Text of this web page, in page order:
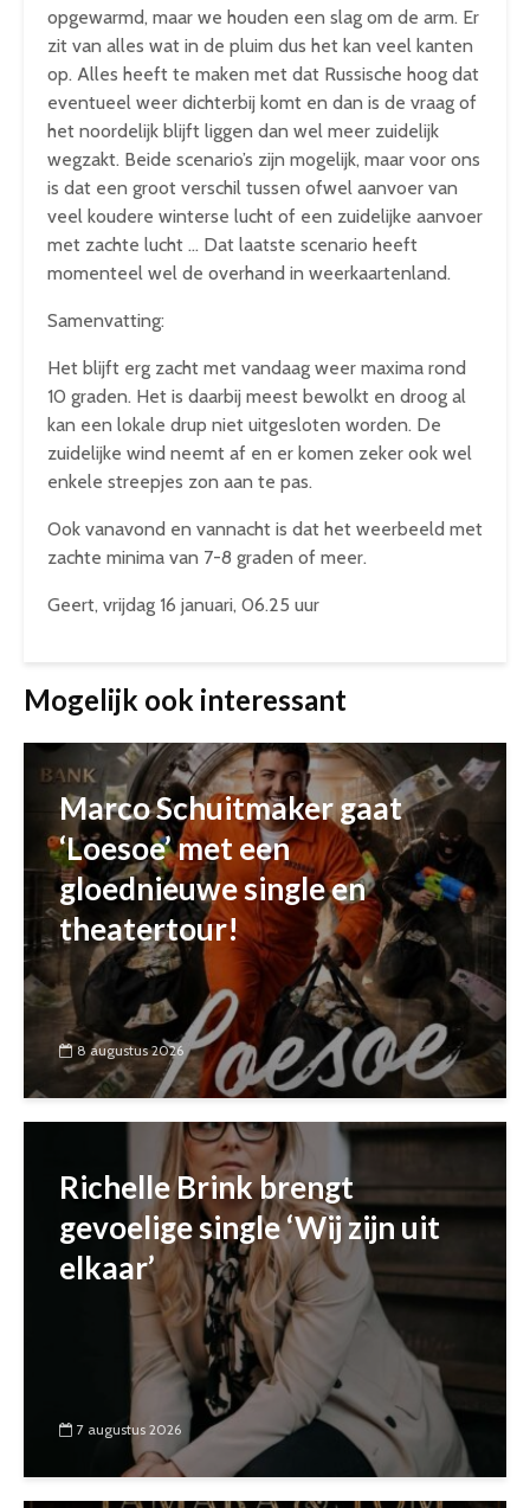
opgewarmd, maar we houden een slag om de arm. Er
zit van alles wat in de pluim dus het kan veel kanten
op. Alles heeft te maken met dat Russische hoog dat
eventueel weer dichterbij komt en dan is de vraag of
het noordelijk blijft liggen dan wel meer zuidelijk
wegzakt. Beide scenario’s zijn mogelijk, maar voor ons
is dat een groot verschil tussen ofwel aanvoer van
veel koudere winterse lucht of een zuidelijke aanvoer
met zachte lucht … Dat laatste scenario heeft
momenteel wel de overhand in weerkaartenland.
Samenvatting:
Het blijft erg zacht met vandaag weer maxima rond
10 graden. Het is daarbij meest bewolkt en droog al
kan een lokale drup niet uitgesloten worden. De
zuidelijke wind neemt af en er komen zeker ook wel
enkele streepjes zon aan te pas.
Ook vanavond en vannacht is dat het weerbeeld met
zachte minima van 7-8 graden of meer.
Geert, vrijdag 16 januari, 06.25 uur
Mogelijk ook interessant
Marco Schuitmaker gaat
‘Loesoe’ met een
gloednieuwe single en
theatertour!
8 augustus 2026
Richelle Brink brengt
gevoelige single ‘Wij zijn uit
elkaar’
7 augustus 2026